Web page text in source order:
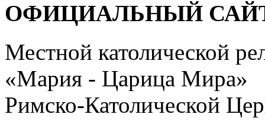
ОФИЦИАЛЬНЫЙ
Местной католической
«Мария - Царица Мира»
Римско-Католической